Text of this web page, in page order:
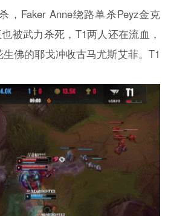
，Faker Anne绕路单杀Peyz金克
被武力杀死，T1两人还在流血，
佛的耶戈冲收古马尤斯艾菲。T1